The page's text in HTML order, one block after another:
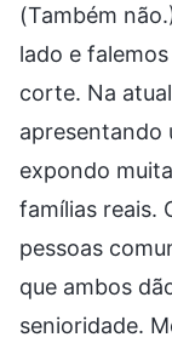
(Também
lado e
corte. Na
apresentando
expondo
famílias reais.
pessoas
que ambos
senioridade.